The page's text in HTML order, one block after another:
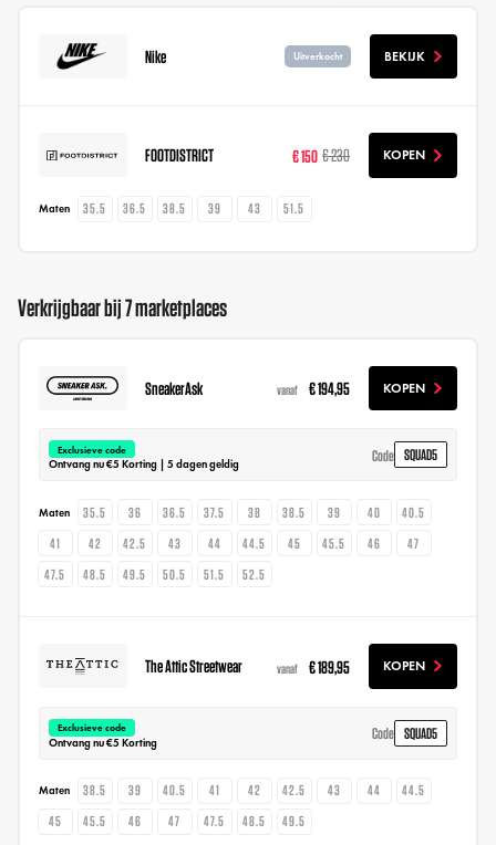
Nike Uitverkocht BEKIJK
FOOTDISTRICT € 150 € 230 KOPEN
Maten 35.5 36.5 38.5 39 43 51.5
Verkrijgbaar bij 7 marketplaces
SneakerAsk vanaf € 194,95 KOPEN
Exclusieve code
Ontvang nu €5 Korting | 5 dagen geldig
Code SQUAD5
Maten 35.5 36 36.5 37.5 38 38.5 39 40
40.5
41
42 42.5 43 44 44.5 45 45.5 46
47
47.5
48.5 49.5 50.5 51.5 52.5
The Attic Streetwear vanaf € 189,95 KOPEN
Exclusieve code
Ontvang nu €5 Korting
Code SQUAD5
Maten 38.5 39 40.5 41 42 42.5 43 44
44.5
45
45.5 46 47 47.5 48.5 49.5